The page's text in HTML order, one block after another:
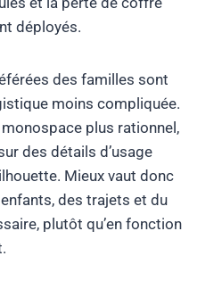
déployés.
des familles sont
moins compliquée.
plus rationnel,
des détails d’usage
Mieux vaut donc
des trajets et du
plutôt qu’en fonction